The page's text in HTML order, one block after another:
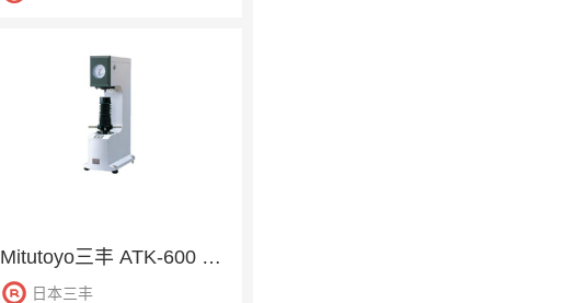
Mitutoyo三丰 ATK-600 洛氏硬度计
日本三丰